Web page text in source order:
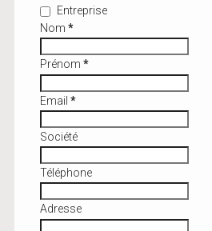
Entreprise
Nom *
Prénom *
Email *
Société
Téléphone
Adresse